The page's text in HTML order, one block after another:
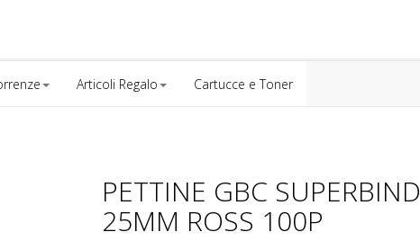
Articoli Regalo Cartucce e Toner
PETTINE GBC SUPERBIND
25MM ROSS 100P